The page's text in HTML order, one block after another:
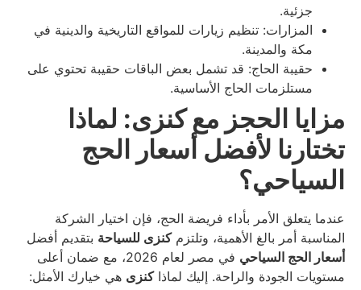
جزئية.
المزارات: تنظيم زيارات للمواقع التاريخية والدينية في
مكة والمدينة.
حقيبة الحاج: قد تشمل بعض الباقات حقيبة تحتوي على
مستلزمات الحاج الأساسية.
مزايا الحجز مع كنزى: لماذا
تختارنا لأفضل أسعار الحج
السياحي؟
عندما يتعلق الأمر بأداء فريضة الحج، فإن اختيار الشركة
المناسبة أمر بالغ الأهمية، وتلتزمكنزى للسياحة بتقديم أفضل
أسعار الحج السياحي
في مصر لعام 2026، مع ضمان أعلى
مستويات الجودة والراحة. إليك لماذاكنزى هي خيارك الأمثل: